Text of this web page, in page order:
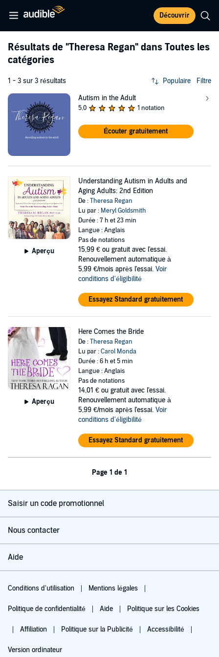
Découvrir
Résultats de "Theresa Regan" dans Toutes les
catégories
1 - 3 sur 3 résultats Populaire Filtre
Autism in the Adult
5,0 1 notation
Écouter gratuitement
Aperçu
Understanding Autism in Adults and
Aging Adults: 2nd Edition
De :Theresa Regan
Lu par : Meryl Goldsmith
Durée : 7 h et 23 min
Langue : Anglais
Pas de notations
15,99 € ou gratuit avec l'essai.
Renouvellement automatique à
5,99 €/mois après l'essai. Voir
conditions d'éligibilité
Essayez Standard gratuitement
Aperçu
Here Comes the Bride
De :Theresa Regan
Lu par :Carol Monda
Durée : 6 h et 5 min
Langue : Anglais
Pas de notations
14,01 € ou gratuit avec l'essai.
Renouvellement automatique à
5,99 €/mois après l'essai. Voir
conditions d'éligibilité
Essayez Standard gratuitement
Page 1 de 1
Saisir un code promotionnel
Nous contacter
Aide
Conditions d'utilisation Mentions légales
Politique de confidentialité Aide Politique sur les Cookies
Affiliation Politique sur la Publicité Accessibilité
Version ordinateur